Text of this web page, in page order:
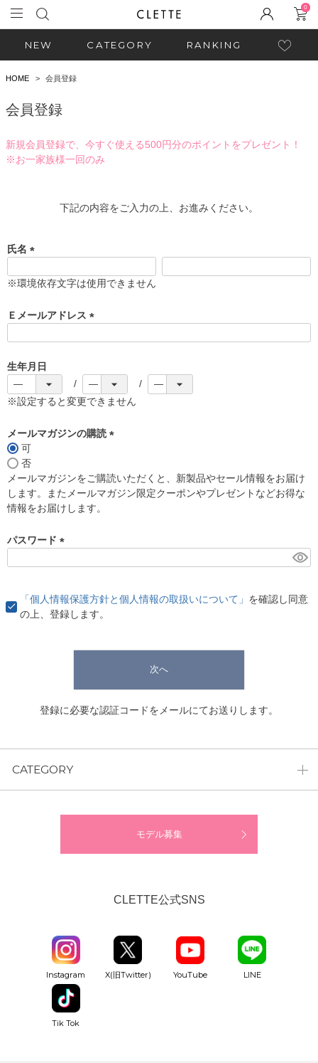
0
NEW CATEGORY RANKING
HOME 会員登録
会員登録
新規会員登録で、今すぐ使える500円分のポイントをプレゼント！
※お一家族様一回のみ
下記の内容をご入力の上、お進みください。
氏名
必
)
※環境依存文字は使用できません
Ｅメールアドレス
)
生年月日
※設定すると変更できません
メールマガジンの購読
須
)
可
否
メールマガジンをご購読いただくと、新製品やセール情報をお届け
します。またメールマガジン限定クーポンやプレゼントなどお得な
情報をお届けします。
パスワード
)
「個人情報保護方針と個人情報の取扱いについて」 を確認し同意
の上、登録します。
次へ
登録に必要な認証コードをメールにてお送りします。
CATEGORY
モデル募集
CLETTE公式SNS
Instagram X(旧Twitter) YouTube LINE
Tik Tok